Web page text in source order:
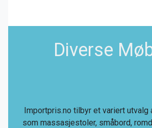
Diverse
Importpris.no tilbyr et variert utvalg
som massasjestoler, småbord,